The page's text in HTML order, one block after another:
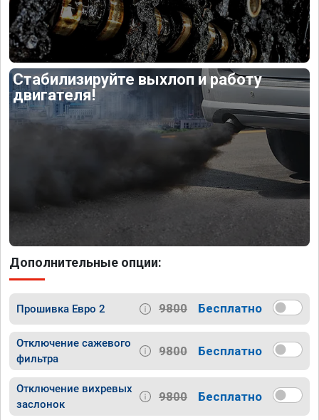
Стабилизируйте выхлоп и работу
двигателя!
Дополнительные опции:
Прошивка Евро 2 9800 Бесплатно
Отключение сажевого
фильтра
9800 Бесплатно
Отключение вихревых
заслонок
9800 Бесплатно